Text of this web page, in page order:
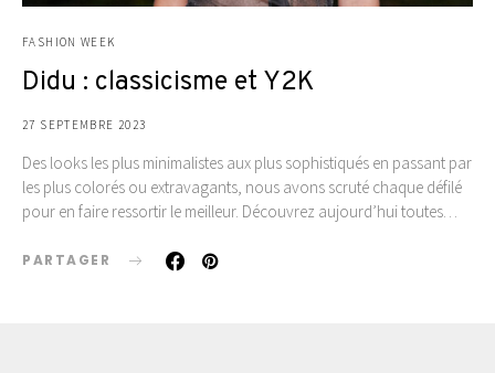
FASHION WEEK
Didu : classicisme et Y2K
27 SEPTEMBRE 2023
Des looks les plus minimalistes aux plus sophistiqués en passant par
les plus colorés ou extravagants, nous avons scruté chaque défilé
pour en faire ressortir le meilleur. Découvrez aujourd’hui toutes…
PARTAGER